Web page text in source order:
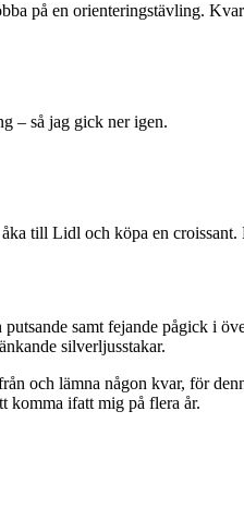
på en orienteringstävling.
– så jag gick ner igen.
till Lidl och köpa en
samt fejande pågick i
silverljusstakar.
och lämna någon kvar, för
komma ifatt mig på flera år.